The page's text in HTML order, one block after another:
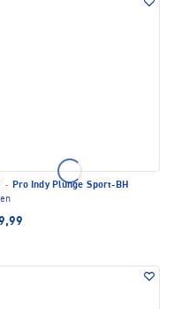
· Pro Indy Plunge Sport-BH